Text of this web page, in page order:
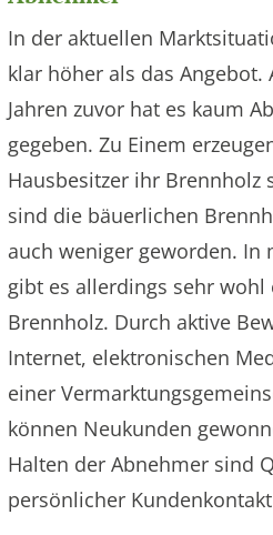
In der aktuellen
klar höher als das Angebot.
Jahren zuvor hat es kaum
gegeben. Zu Einem
Hausbesitzer ihr Brennholz
sind die bäuerlichen
auch weniger geworden. In
gibt es allerdings sehr wohl
Brennholz. Durch aktive
Internet, elektronischen
einer
können Neukunden
Halten der Abnehmer sind
persönlicher